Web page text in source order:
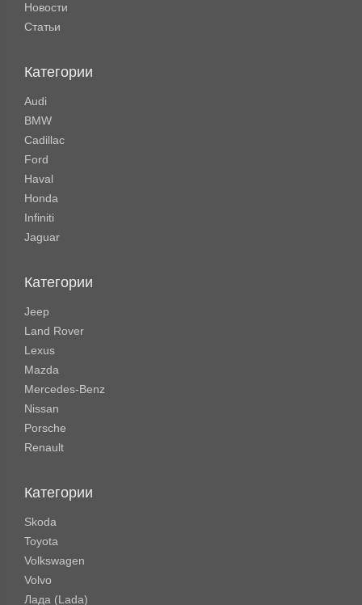
Новости
Статьи
Категории
Audi
BMW
Cadillac
Ford
Haval
Honda
Infiniti
Jaguar
Категории
Jeep
Land Rover
Lexus
Mazda
Mercedes-Benz
Nissan
Porsche
Renault
Категории
Skoda
Toyota
Volkswagen
Volvo
Лада (Lada)